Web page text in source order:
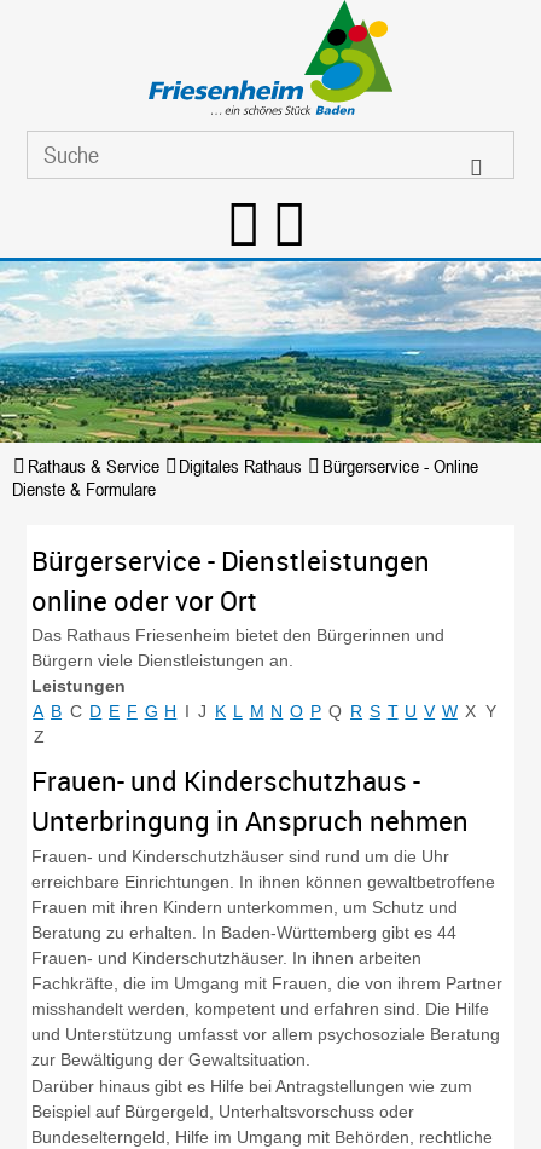
Rathaus & Service Digitales Rathaus
Bürgerservice - Online
Dienste & Formulare
Bürgerservice - Dienstleistungen
online oder vor Ort
Das Rathaus Friesenheim bietet den Bürgerinnen und
Bürgern viele Dienstleistungen an.
Leistungen
A B C D E F G H I J K L M N O P Q R S T U V W X Y
Z
Frauen- und Kinderschutzhaus -
Unterbringung in Anspruch nehmen
Frauen- und Kinderschutzhäuser sind rund um die Uhr
erreichbare Einrichtungen. In ihnen können gewaltbetroffene
Frauen mit ihren Kindern unterkommen, um Schutz und
Beratung zu erhalten. In Baden-Württemberg gibt es 44
Frauen- und Kinderschutzhäuser. In ihnen arbeiten
Fachkräfte, die im Umgang mit Frauen, die von ihrem Partner
misshandelt werden, kompetent und erfahren sind.
Die Hilfe
und Unterstützung umfasst vor allem psychosoziale Beratung
zur Bewältigung der Gewaltsituation.
Darüber hinaus gibt es Hilfe bei Antragstellungen wie zum
Beispiel auf Bürgergeld, Unterhaltsvorschuss oder
Bundeselterngeld, Hilfe im Umgang mit Behörden, rechtliche